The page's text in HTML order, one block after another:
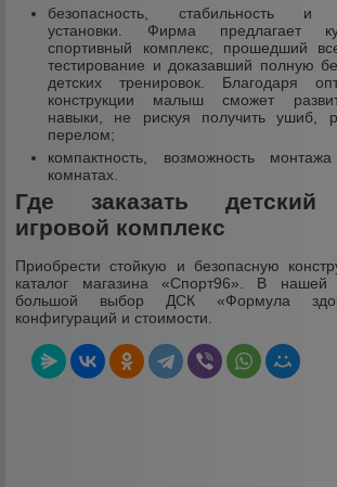
безопасность, стабильность и
установки. Фирма предлагает
спортивный комплекс, прошедший
тестирование и доказавший полную
детских тренировок. Благодаря
конструкции малыш сможет
навыки, не рискуя получить ушиб,
перелом;
компактность, возможность
комнатах.
Где заказать детский
игровой комплекс
Приобрести стойкую и безопасную
каталог магазина «Спорт96». В нашей
большой выбор ДСК «Формула
конфигураций и стоимости.